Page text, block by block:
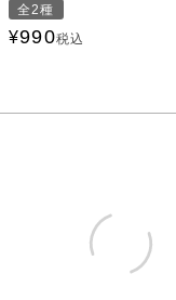
全2種
¥990税込